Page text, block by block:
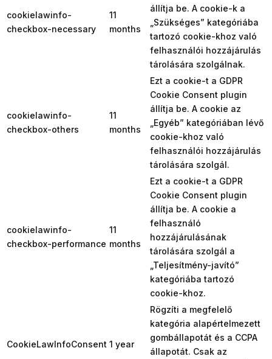
cookielawinfo-
checkbox-necessary
11
months
állítja be. A cookie-k a
„Szükséges” kategóriába
tartozó cookie-khoz való
felhasználói hozzájárulás
tárolására szolgálnak.
cookielawinfo-
checkbox-others
11
months
Ezt a cookie-t a GDPR
Cookie Consent plugin
állítja be. A cookie az
„Egyéb” kategóriában lévő
cookie-khoz való
felhasználói hozzájárulás
tárolására szolgál.
cookielawinfo-
checkbox-performance
11
months
Ezt a cookie-t a GDPR
Cookie Consent plugin
állítja be. A cookie a
felhasználó
hozzájárulásának
tárolására szolgál a
„Teljesítmény-javító”
kategóriába tartozó
cookie-khoz.
CookieLawInfoConsent 1 year
Rögzíti a megfelelő
kategória alapértelmezett
gombállapotát és a CCPA
állapotát. Csak az